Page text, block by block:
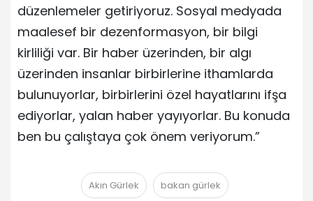
düzenlemeler getiriyoruz. Sosyal medyada
maalesef bir dezenformasyon, bir bilgi
kirliliği var. Bir haber üzerinden, bir algı
üzerinden insanlar birbirlerine ithamlarda
bulunuyorlar, birbirlerini özel hayatlarını ifşa
ediyorlar, yalan haber yayıyorlar. Bu konuda
ben bu çalıştaya çok önem veriyorum.”
Akın Gürlek bakan gürlek